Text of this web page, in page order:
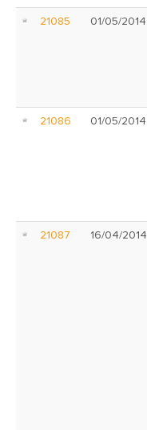
21085 01/05/2014
21086 01/05/2014
21087 16/04/2014